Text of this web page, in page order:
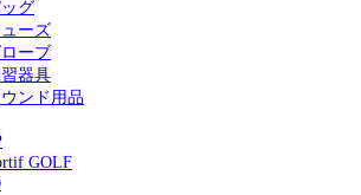
グ
ーズ
ーブ
器具
ンド用品
GOLF